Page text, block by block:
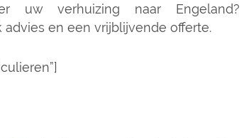
uw verhuizing naar
en een vrijblijvende offerte.